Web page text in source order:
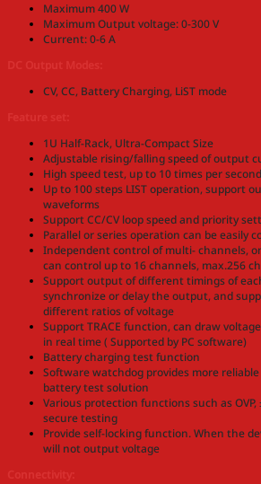
Maximum 400 W
Maximum Output voltage: 0-300 V
Current: 0-6 A
CV, CC, Battery Charging, LiST mode
1U Half-Rack, Ultra-Compact Size
Adjustable rising/falling speed of output
High speed test, up to 10 times per second
Up to 100 steps LIST operation, support
waveforms
Support CC/CV loop speed and priority
Parallel or series operation can be easily
Independent control of multi- channels,
can control up to 16 channels, max.256
Support output of different timings of
synchronize or delay the output, and
different ratios of voltage
Support TRACE function, can draw
in real time ( Supported by PC software)
Battery charging test function
Software watchdog provides more
battery test solution
Various protection functions such as OVP,
secure testing
Provide self-locking function. When the
will not output voltage